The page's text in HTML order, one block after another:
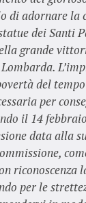
di adornare la
dei Santi
grande
del
per
il 14
data alla
riconoscenza
per le